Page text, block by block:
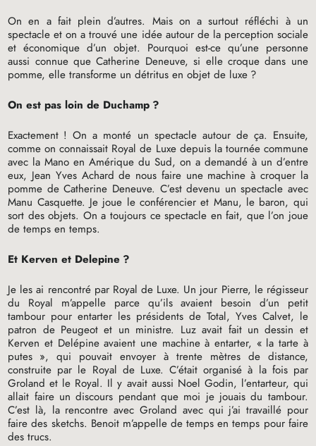
On en a fait plein d’autres. Mais on a surtout réfléchi à un
spectacle et on a trouvé une idée autour de la perception sociale
et économique d’un objet. Pourquoi est-ce qu’une personne
aussi connue que Catherine Deneuve, si elle croque dans une
pomme, elle transforme un détritus en objet de luxe ?
On est pas loin de Duchamp ?
Exactement ! On a monté un spectacle autour de ça. Ensuite,
comme on connaissait Royal de Luxe depuis la tournée commune
avec la Mano en Amérique du Sud, on a demandé à un d’entre
eux, Jean Yves Achard de nous faire une machine à croquer la
pomme de Catherine Deneuve. C’est devenu un spectacle avec
Manu Casquette. Je joue le conférencier et Manu, le baron, qui
sort des objets. On a toujours ce spectacle en fait, que l’on joue
de temps en temps.
Et Kerven et Delepine ?
Je les ai rencontré par Royal de Luxe. Un jour Pierre, le régisseur
du Royal m’appelle parce qu’ils avaient besoin d’un petit
tambour pour entarter les présidents de Total, Yves Calvet, le
patron de Peugeot et un ministre. Luz avait fait un dessin et
Kerven et Delépine avaient une machine à entarter, « la tarte à
putes », qui pouvait envoyer à trente mètres de distance,
construite par le Royal de Luxe. C’était organisé à la fois par
Groland et le Royal. Il y avait aussi Noel Godin, l’entarteur, qui
allait faire un discours pendant que moi je jouais du tambour.
C’est là, la rencontre avec Groland avec qui j’ai travaillé pour
faire des sketchs. Benoit m’appelle de temps en temps pour faire
des trucs.